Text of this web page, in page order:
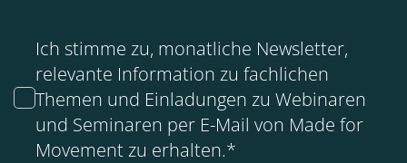
Ich stimme zu, monatliche Newsletter,
relevante Information zu fachlichen
Themen und Einladungen zu Webinaren
und Seminaren per E-Mail von Made for
Movement zu erhalten.*